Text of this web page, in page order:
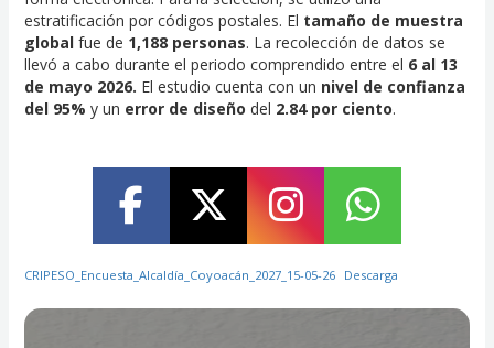
estratificación por códigos postales. El tamaño de muestra
globalfue de 1,188 personas. La recolección de datos se
llevó a cabo durante el periodo comprendido entre el 6 al 13
de mayo 2026. El estudio cuenta con un nivel de confianza
del 95% y un error de diseño del 2.84 por ciento.
CRIPESO_Encuesta_Alcaldía_Coyoacán_2027_15-05-26 Descarga